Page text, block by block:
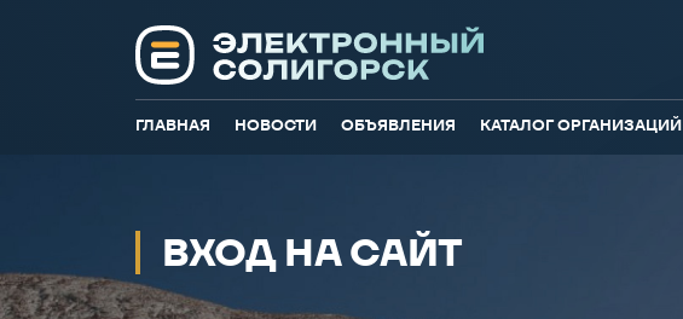
ГЛАВНАЯ НОВОСТИ ОБЪЯВЛЕНИЯ КАТАЛОГ ОРГАНИЗАЦИЙ
ВХОД НА САЙТ